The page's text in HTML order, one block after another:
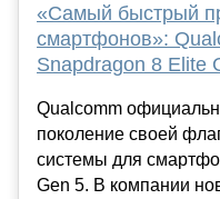
«Самый быстрый
смартфонов»:
Snapdragon 8 Elite
Qualcomm
поколение своей
системы для
Gen 5. В компании